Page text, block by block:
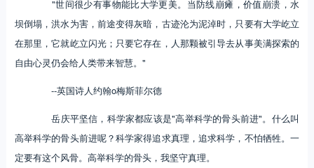
"世间很少有事物能比大学更美。当防线崩瘫，价值崩溃，水
坝倒塌，洪水为害，前途变得灰暗，古迹沦为泥淖时，只要有大学屹立
在那里，它就屹立闪光；只要它存在，人那颗被引导去从事美满探索的
自由心灵仍会给人类带来智慧。"
--英国诗人约翰o梅斯菲尔德
岳庆平坚信，科学家都应该是"高举科学的骨头前进"。什么叫
高举科学的骨头前进呢？科学家得追求真理，追求科学，不怕牺牲。一
定要有这个风骨。高举科学的骨头，我坚守真理。